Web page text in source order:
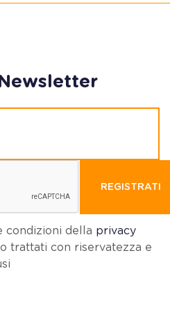
REGISTRATI
condizioni della privacy
trattati con riservatezza e